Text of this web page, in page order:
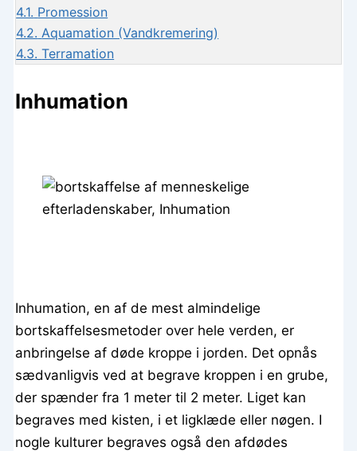
4.1. Promession
4.2. Aquamation (Vandkremering)
4.3. Terramation
Inhumation
Inhumation, en af de mest almindelige
bortskaffelsesmetoder over hele verden, er
anbringelse af døde kroppe i jorden. Det opnås
sædvanligvis ved at begrave kroppen i en grube,
der spænder fra 1 meter til 2 meter. Liget kan
begraves med kisten, i et ligklæde eller nøgen. I
nogle kulturer begraves også den afdødes